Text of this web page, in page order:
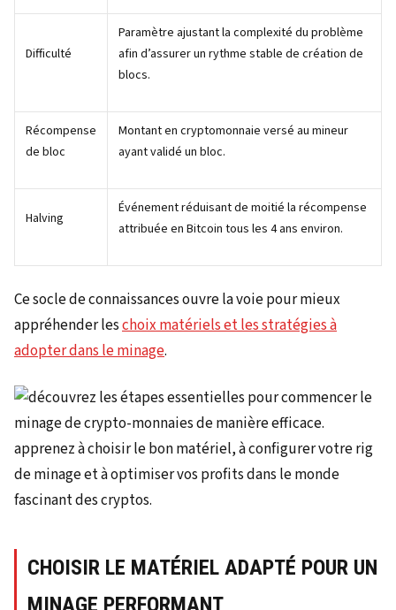
Difficulté
Paramètre ajustant la complexité du problème
afin d’assurer un rythme stable de création de
blocs.
Récompense
de bloc
Montant en cryptomonnaie versé au mineur
ayant validé un bloc.
Halving
Événement réduisant de moitié la récompense
attribuée en Bitcoin tous les 4 ans environ.
Ce socle de connaissances ouvre la voie pour mieux
appréhender leschoix matériels et les stratégies à
adopter dans le minage.
CHOISIR LE MATÉRIEL ADAPTÉ POUR UN
MINAGE PERFORMANT